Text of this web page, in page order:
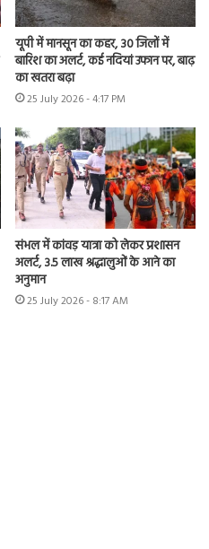
यूपी में मानसून का कहर, 30 जिलों में
बारिश का अलर्ट, कई नदियां उफान पर, बाढ़
का खतरा बढ़ा
25 July 2026 - 4:17 PM
संभल में कांवड़ यात्रा को लेकर प्रशासन
अलर्ट, 3.5 लाख श्रद्धालुओं के आने का
अनुमान
25 July 2026 - 8:17 AM